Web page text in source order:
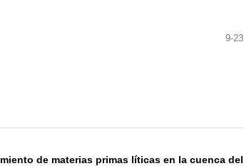
9-23
de materias primas líticas en la cuenca del